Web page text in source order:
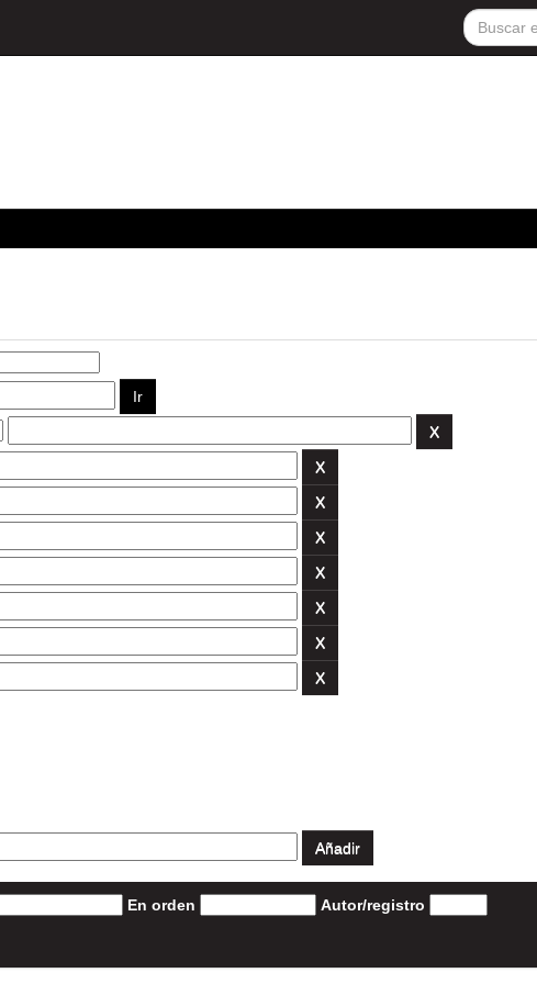
En orden Autor/registro